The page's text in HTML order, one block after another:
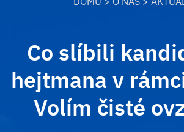
Co slíbili
hejtmana v
Volím čisté